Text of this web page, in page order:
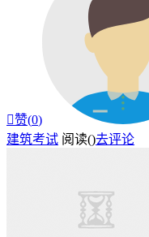
赞(0)
建筑考试 阅读()去评论